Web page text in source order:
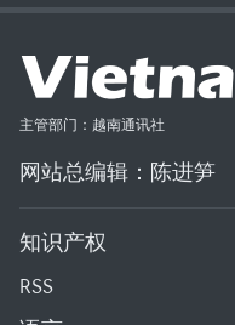
主管部门：越南通讯社
网站总编辑：陈进笋
知识产权
RSS